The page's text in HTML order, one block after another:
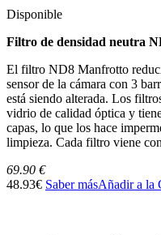
Disponible
Filtro de densidad neutra
El filtro ND8 Manfrotto
sensor de la cámara con 3
está siendo alterada. Los
vidrio de calidad óptica y
capas, lo que los hace
limpieza. Cada filtro viene
69.90 €
48.93€ Saber másAñadir a la